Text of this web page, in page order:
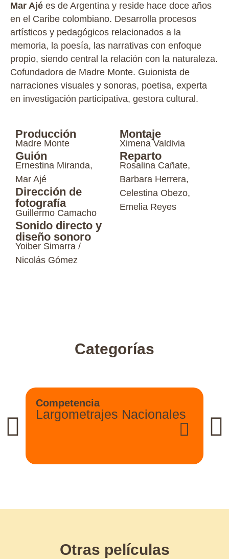
Mar Ajé es de Argentina y reside hace doce años
en el Caribe colombiano. Desarrolla procesos
artísticos y pedagógicos relacionados a la
memoria, la poesía, las narrativas con enfoque
propio, siendo central la relación con la naturaleza.
Cofundadora de Madre Monte. Guionista de
narraciones visuales y sonoras, poetisa, experta
en investigación participativa, gestora cultural.
Producción
Madre Monte
Guión
Ernestina Miranda,
Mar Ajé
Dirección de
fotografía
Guillermo Camacho
Sonido directo y
diseño sonoro
Yoiber Simarra /
Nicolás Gómez
Montaje
Ximena Valdivia
Reparto
Rosalina Cañate,
Barbara Herrera,
Celestina Obezo,
Emelia Reyes
Categorías
Competencia
Largometrajes Nacionales
Otras películas